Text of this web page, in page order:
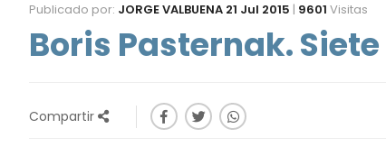
Publicado por: JORGE VALBUENA 21 Jul 2015 | 9601 Visitas
Boris Pasternak.
Compartir